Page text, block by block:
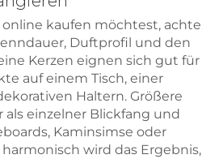
kaufen möchtest, achte
Duftprofil und den
Kerzen eignen sich gut für
auf einem Tisch, einer
Haltern. Größere
als einzelner Blickfang und
Kaminsimse oder
wird das Ergebnis,